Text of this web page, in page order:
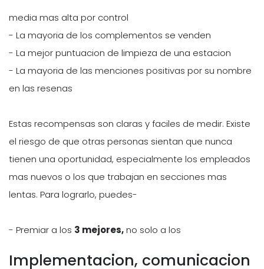
media mas alta por control
- La mayoria de los complementos se venden
- La mejor puntuacion de limpieza de una estacion
- La mayoria de las menciones positivas por su nombre
en las resenas
Estas recompensas son claras y faciles de medir. Existe
el riesgo de que otras personas sientan que nunca
tienen una oportunidad, especialmente los empleados
mas nuevos o los que trabajan en secciones mas
lentas. Para lograrlo, puedes-
- Premiar a los 3 mejores,no solo a los
Implementacion, comunicacion